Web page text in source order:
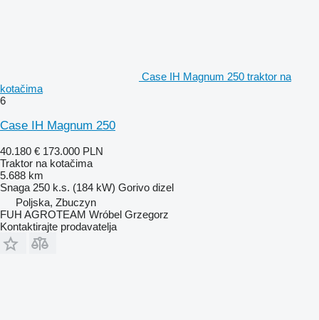
Case IH Magnum 250 traktor na
kotačima
6
Case IH Magnum 250
40.180 € 173.000 PLN
Traktor na kotačima
5.688 km
Snaga 250 k.s. (184 kW) Gorivo dizel
Poljska, Zbuczyn
FUH AGROTEAM Wróbel Grzegorz
Kontaktirajte prodavatelja